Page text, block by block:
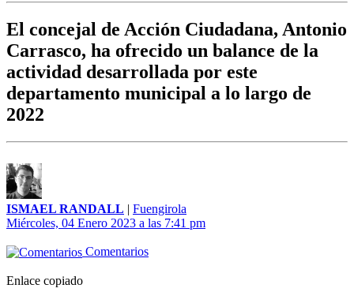
El concejal de Acción Ciudadana, Antonio
Carrasco, ha ofrecido un balance de la
actividad desarrollada por este
departamento municipal a lo largo de
2022
ISMAEL RANDALL | Fuengirola
Miércoles, 04 Enero 2023 a las 7:41 pm
Comentarios
Enlace copiado